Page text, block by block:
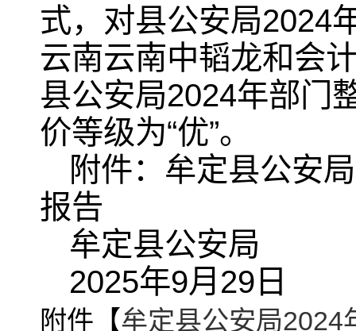
式，对县公安局2024
云南云南中韬龙和会
县公安局2024年部门
价等级为“优”。
附件：牟定县公安
报告
牟定县公安局
2025年9月29日
附件【牟定县公安局2024